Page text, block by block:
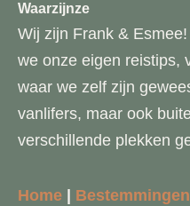
Waarzijnze
Wij zijn Frank &
we onze eigen reistips,
waar we zelf zijn
vanlifers, maar ook
verschillende plekken
Home | Bestemmingen